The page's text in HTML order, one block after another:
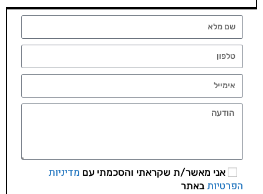
אני מאשר/ת שקראתי והסכמתי עם מדיניות
הפרטיות באתר